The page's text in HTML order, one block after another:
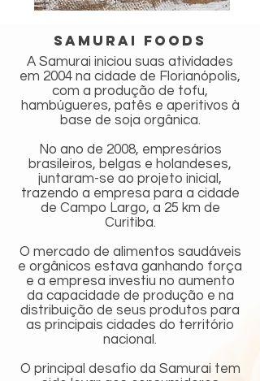
Samurai Foods
A Samurai iniciou suas atividades
em 2004 na cidade de Florianópolis,
com a produção de tofu,
hambúgueres, patês e aperitivos à
base de soja orgânica.
No ano de 2008, empresários
brasileiros, belgas e holandeses,
juntaram-se ao projeto inicial,
trazendo a empresa para a cidade
de Campo Largo, a 25 km de
Curitiba.
O mercado de alimentos saudáveis
e orgânicos estava ganhando força
e a empresa investiu no aumento
da capacidade de produção e na
distribuição de seus produtos para
as principais cidades do território
nacional.
O principal desafio da Samurai tem